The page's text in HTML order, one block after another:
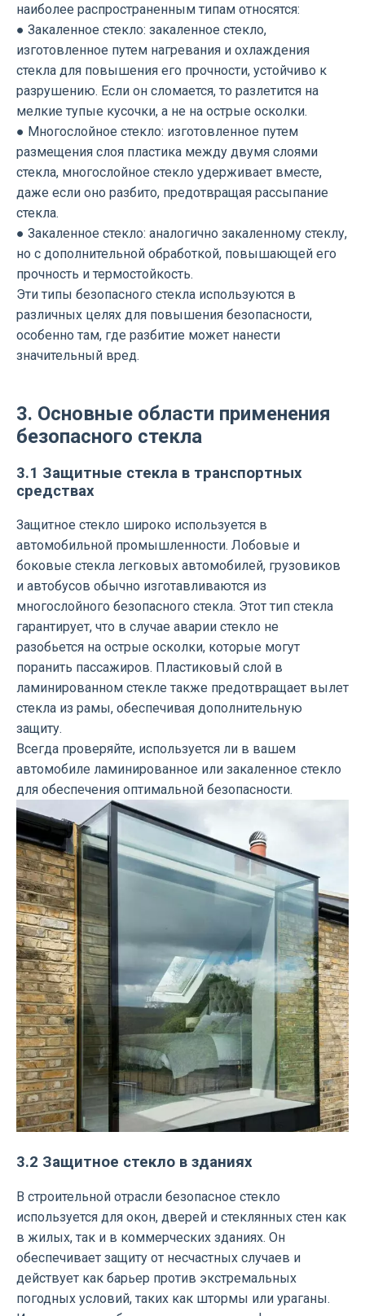
наиболее распространенным типам относятся:
● Закаленное стекло: закаленное стекло,
изготовленное путем нагревания и охлаждения
стекла для повышения его прочности, устойчиво к
разрушению. Если он сломается, то разлетится на
мелкие тупые кусочки, а не на острые осколки.
● Многослойное стекло: изготовленное путем
размещения слоя пластика между двумя слоями
стекла, многослойное стекло удерживает вместе,
даже если оно разбито, предотвращая рассыпание
стекла.
● Закаленное стекло: аналогично закаленному стеклу,
но с дополнительной обработкой, повышающей его
прочность и термостойкость.
Эти типы безопасного стекла используются в
различных целях для повышения безопасности,
особенно там, где разбитие может нанести
значительный вред.
3. Основные области применения
безопасного стекла
3.1 Защитные стекла в транспортных
средствах
Защитное стекло широко используется в
автомобильной промышленности. Лобовые и
боковые стекла легковых автомобилей, грузовиков
и автобусов обычно изготавливаются из
многослойного безопасного стекла. Этот тип стекла
гарантирует, что в случае аварии стекло не
разобьется на острые осколки, которые могут
поранить пассажиров. Пластиковый слой в
ламинированном стекле также предотвращает вылет
стекла из рамы, обеспечивая дополнительную
защиту.
Всегда проверяйте, используется ли в вашем
автомобиле ламинированное или закаленное стекло
для обеспечения оптимальной безопасности.
3.2 Защитное стекло в зданиях
В строительной отрасли безопасное стекло
используется для окон, дверей и стеклянных стен как
в жилых, так и в коммерческих зданиях. Он
обеспечивает защиту от несчастных случаев и
действует как барьер против экстремальных
погодных условий, таких как штормы или ураганы.